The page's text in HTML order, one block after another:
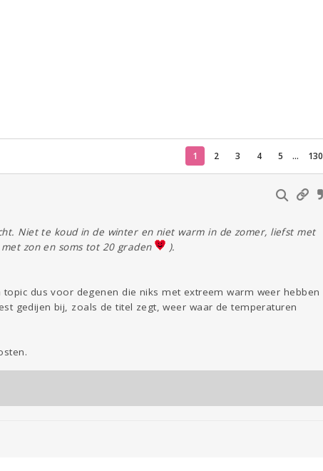
Lezen
1 2 3 4 5 ... 130
Niet te koud in de winter en niet warm in de zomer, liefst met
zon en soms tot 20 graden
).
dus voor degenen die niks met extreem warm weer hebben
gedijen bij, zoals de titel zegt, weer waar de temperaturen